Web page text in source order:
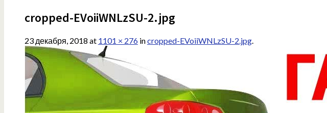
cropped-EVoiiWNLzSU-2.jpg
23 декабря, 2018 at 1101 × 276incropped-EVoiiWNLzSU-2.jpg.